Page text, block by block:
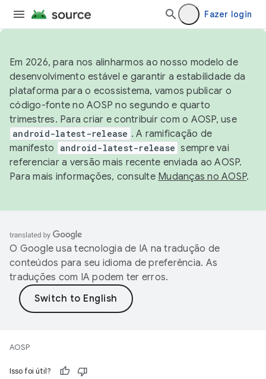
Fazer login
Em 2026, para nos alinharmos ao nosso modelo de
desenvolvimento estável e garantir a estabilidade da
plataforma para o ecossistema, vamos publicar o
código-fonte no AOSP no segundo e quarto
trimestres. Para criar e contribuir com o AOSP, use
android-latest-release . A ramificação de
manifesto
android-latest-release sempre vai
referenciar a versão mais recente enviada ao AOSP.
Para mais informações, consulte Mudanças no AOSP.
O Google usa tecnologia de IA na tradução de
conteúdos para seu idioma de preferência. As
traduções com IA podem ter erros.
AOSP
Isso foi útil?